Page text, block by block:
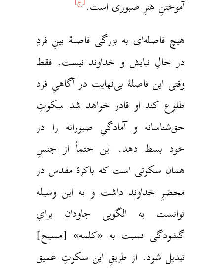
هنرِ صبوری است.
فاصله‌ای به بزرگی فاصلهٔ بینِ فردِ
حالِ نیایش و خداوند نیست. فقط
این فاصلهٔ بی‌نهایت در آگاهیِ فرد
کند او قادر خواهد شد سکوتِ
و آمادگیِ صبورانه را در
بسط دهد. این حتماً از جنسِ
سکوتی است که باکرهٔ مقدس در
خداوند داشت و به این وسیله
به الگویی جاودان برایِ
نسبت به «کلمه» [مسیح]
شود. از طریقِ این سکوتِ عمیق